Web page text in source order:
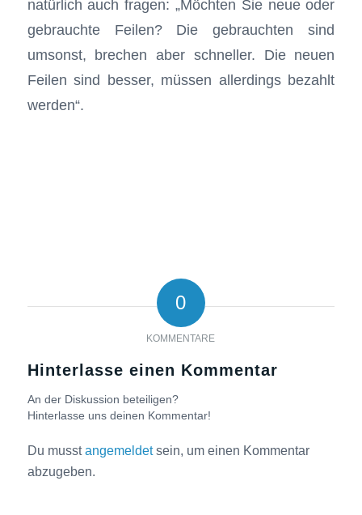
natürlich auch fragen: „Möchten Sie neue oder
gebrauchte Feilen? Die gebrauchten sind
umsonst, brechen aber schneller. Die neuen
Feilen sind besser, müssen allerdings bezahlt
werden“.
0
KOMMENTARE
Hinterlasse einen Kommentar
An der Diskussion beteiligen?
Hinterlasse uns deinen Kommentar!
Du musstangemeldetsein, um einen Kommentar
abzugeben.